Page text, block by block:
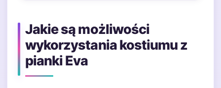
Jakie są możliwości
wykorzystania kostiumu z
pianki Eva